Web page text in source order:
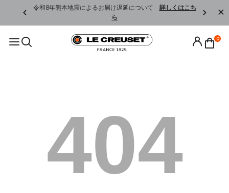
令和8年熊本地震によるお届け遅延について 詳しくはこち
ら
0
404